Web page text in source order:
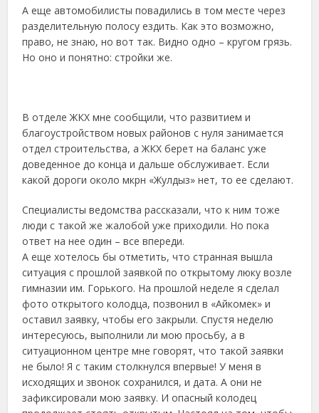
А еще автомобилисты повадились в том месте через
разделительную полосу ездить. Как это возможно,
право, не знаю, но вот так. Видно одно – кругом грязь.
Но оно и понятно: стройки же.
В отделе ЖКХ мне сообщили, что развитием и
благоустройством новых районов с нуля занимается
отдел строительства, а ЖКХ берет на баланс уже
доведенное до конца и дальше обслуживает. Если
какой дороги около мкрн «Жулдыз» нет, то ее сделают.
Специалисты ведомства рассказали, что к ним тоже
люди с такой же жалобой уже приходили. Но пока
ответ на нее один – все впереди.
А еще хотелось бы отметить, что странная вышла
ситуация с прошлой заявкой по открытому люку возле
гимназии им. Горького. На прошлой неделе я сделал
фото открытого колодца, позвонил в «Айкомек» и
оставил заявку, чтобы его закрыли. Спустя неделю
интересуюсь, выполнили ли мою просьбу, а в
ситуационном центре мне говорят, что такой заявки
не было! Я с таким столкнулся впервые! У меня в
исходящих и звонок сохранился, и дата. А они не
зафиксировали мою заявку. И опасный колодец